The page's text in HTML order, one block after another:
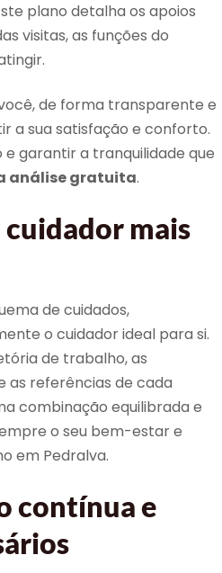
plano detalha os apoios
visitas, as funções do
de forma transparente e
a sua satisfação e conforto.
e garantir a tranquilidade que
análise gratuita.
mais
de cuidados,
o cuidador ideal para si.
de trabalho, as
as referências de cada
combinação equilibrada e
o seu bem-estar e
em Pedralva.
contínua e